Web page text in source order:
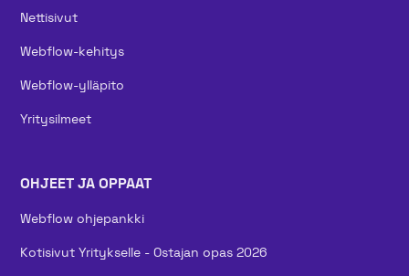
Nettisivut
Webflow-kehitys
Webflow-ylläpito
Yritysilmeet
OHJEET JA OPPAAT
Webflow ohjepankki
Kotisivut Yritykselle - Ostajan opas 2026